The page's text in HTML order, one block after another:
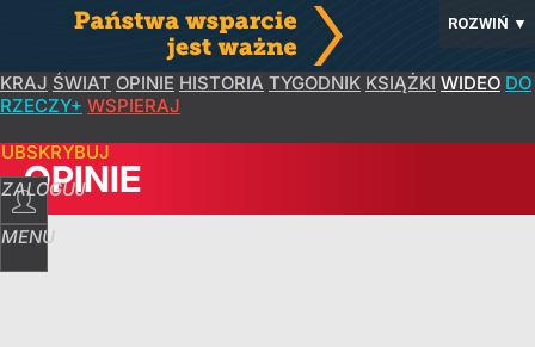
ROZWIŃ ▼
KRAJ ŚWIAT OPINIE HISTORIA TYGODNIK KSIĄŻKI WIDEO DO
RZECZY+ WSPIERAJ
ZALOGUJ
MENU
OPINIE